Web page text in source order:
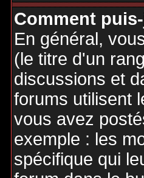
Comment
En général,
(le titre d'un
discussions et
forums utilisent
vous avez
exemple : les
spécifique qui